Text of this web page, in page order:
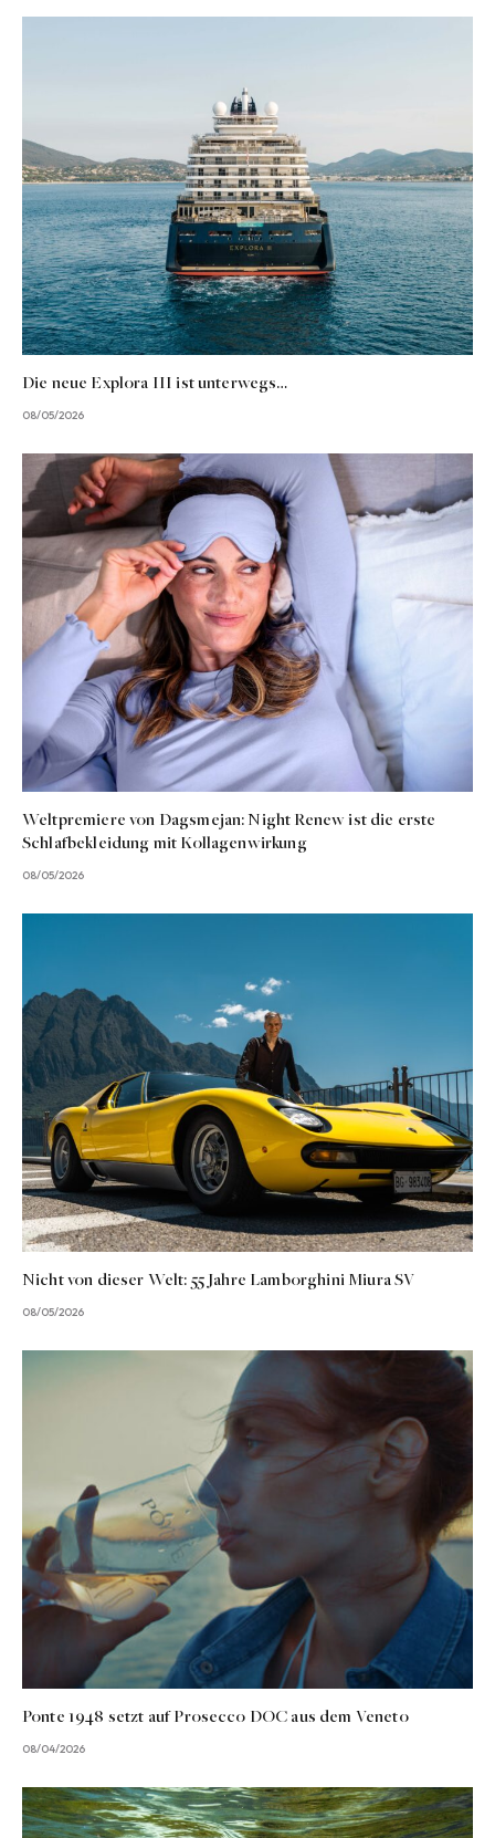
Die neue Explora III ist unterwegs…
08/05/2026
Weltpremiere von Dagsmejan: Night Renew ist die erste
Schlafbekleidung mit Kollagenwirkung
08/05/2026
Nicht von dieser Welt: 55 Jahre Lamborghini Miura SV
08/05/2026
Ponte 1948 setzt auf Prosecco DOC aus dem Veneto
08/04/2026